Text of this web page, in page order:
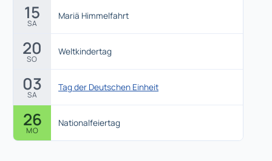
15
SA
Mariä Himmelfahrt
20
SO
Weltkindertag
03
SA
Tag der Deutschen Einheit
26
MO
Nationalfeiertag